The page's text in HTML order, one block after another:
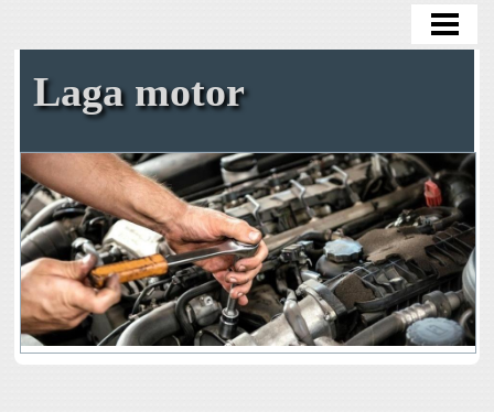
BYTA OLJEFILTER
BYTA KAMREM SJÄLV
TA BORT ROST
BENSIN I DIESELBIL
BLOGG
Laga motor